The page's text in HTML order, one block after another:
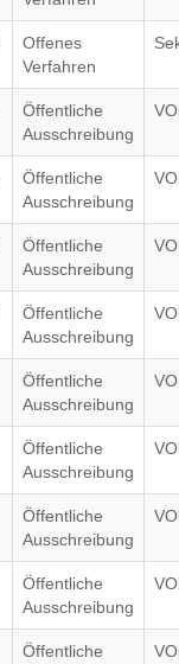
Offenes
Verfahren
Öffentliche
Ausschreibung
Öffentliche
Ausschreibung
Öffentliche
Ausschreibung
Öffentliche
Ausschreibung
Öffentliche
Ausschreibung
Öffentliche
Ausschreibung
Öffentliche
Ausschreibung
Öffentliche
Ausschreibung
Öffentliche